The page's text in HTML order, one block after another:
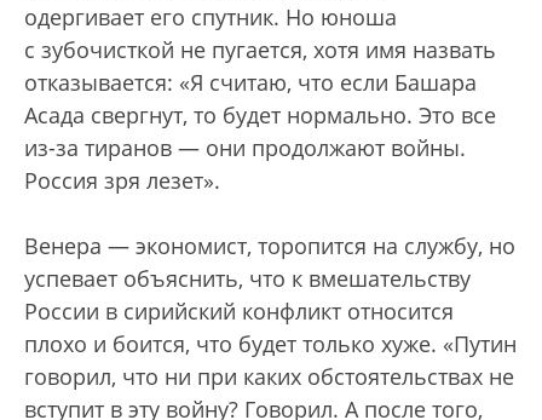
одергивает его спутник. Но юноша
с зубочисткой не пугается, хотя имя назвать
отказывается: «Я считаю, что если Башара
Асада свергнут, то будет нормально. Это все
из-за тиранов — они продолжают войны.
Россия зря лезет».
Венера — экономист, торопится на службу, но
успевает объяснить, что к вмешательству
России в сирийский конфликт относится
плохо и боится, что будет только хуже. «Путин
говорил, что ни при каких обстоятельствах не
вступит в эту войну? Говорил. А после того,